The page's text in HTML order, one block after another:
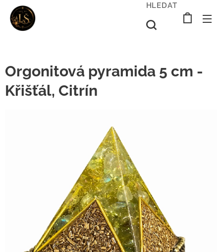
HLEDAT
Orgonitová pyramida 5 cm -
Křišťál, Citrín